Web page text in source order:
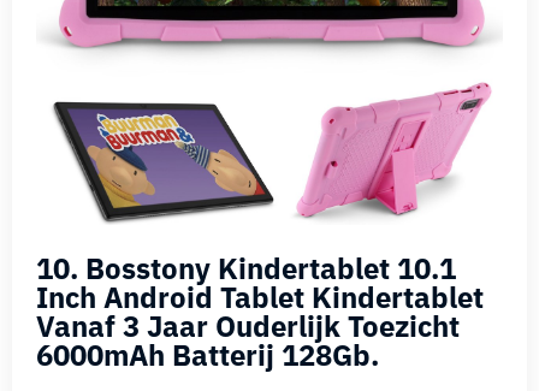
10. Bosstony Kindertablet 10.1
Inch Android Tablet Kindertablet
Vanaf 3 Jaar Ouderlijk Toezicht
6000mAh Batterij 128Gb.